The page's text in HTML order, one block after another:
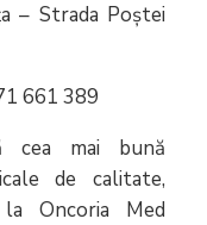
– Strada Poștei
661 389
cea mai bună
de calitate,
la Oncoria Med